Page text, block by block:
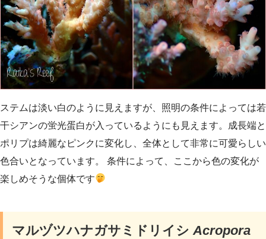
ステムは淡い白のように見えますが、照明の条件によっては若
干シアンの蛍光蛋白が入っているようにも見えます。成長端と
ポリプは綺麗なピンクに変化し、全体として非常に可愛らしい
色合いとなっています。 条件によって、ここから色の変化が
楽しめそうな個体です
マルヅツハナガサミドリイシAcropora